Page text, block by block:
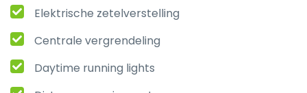
Elektrische zetelverstelling
Centrale vergrendeling
Daytime running lights